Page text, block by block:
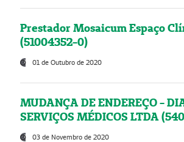
Prestador Mosaicum Espaço
(51004352-0)
01 de Outubro de 2020
MUDANÇA DE ENDEREÇO -
SERVIÇOS MÉDICOS LTDA
03 de Novembro de 2020